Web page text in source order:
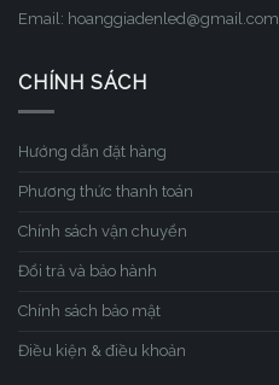
Email: hoanggiadenled@gmail.com
CHÍNH SÁCH
Hướng dẫn đặt hàng
Phương thức thanh toán
Chính sách vận chuyển
Đổi trả và bảo hành
Chính sách bảo mật
Điều kiện & điều khoản